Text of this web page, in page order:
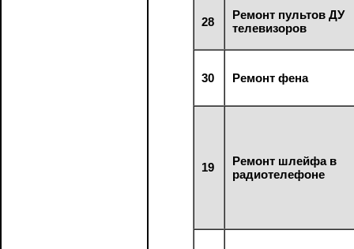
28
Ремонт пультов ДУ
телевизоров
30 Ремонт фена
19
Ремонт шлейфа в
радиотелефоне